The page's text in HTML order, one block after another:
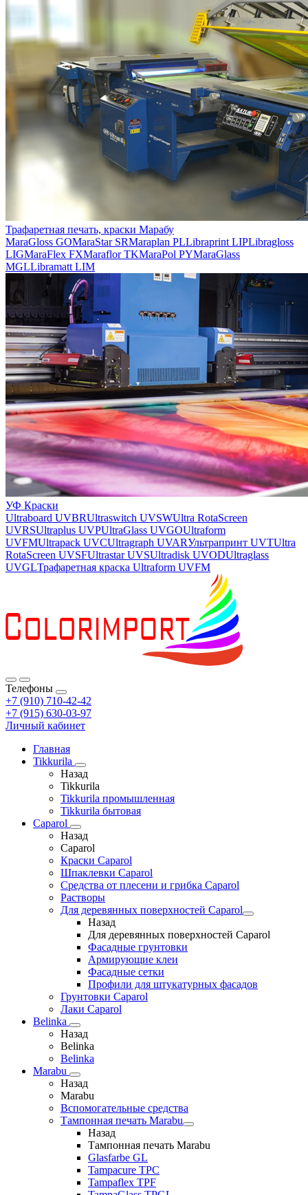
Трафаретная печать, краски Марабу
MaraGloss GOMaraStar SRMaraplan PLLibraprint LIPLibragloss
LIGMaraFlex FXMaraflor TKMaraPol PYMaraGlass
MGLLibramatt LIM
УФ Краски
Ultraboard UVBRUltraswitch UVSWUltra RotaScreen
UVRSUltraplus UVPUltraGlass UVGOUltraform
UVFMUltrapack UVCUltragraph UVARУльтрапринт UVTUltra
RotaScreen UVSFUltrastar UVSUltradisk UVODUltraglass
UVGLТрафаретная краска Ultraform UVFM
Телефоны
+7 (910) 710-42-42
+7 (915) 630-03-97
Личный кабинет
Главная
Tikkurila
Назад
Tikkurila
Tikkurila промышленная
Tikkurila бытовая
Caparol
Назад
Caparol
Краски Caparol
Шпаклевки Caparol
Средства от плесени и грибка Caparol
Растворы
Для деревянных поверхностей Caparol
Назад
Для деревянных поверхностей Caparol
Фасадные грунтовки
Армирующие клеи
Фасадные сетки
Профили для штукатурных фасадов
Грунтовки Caparol
Лаки Caparol
Belinka
Назад
Belinka
Belinka
Marabu
Назад
Marabu
Вспомогательные средства
Тампонная печать Marabu
Назад
Тампонная печать Marabu
Glasfarbe GL
Tampacure TPC
Tampaflex TPF